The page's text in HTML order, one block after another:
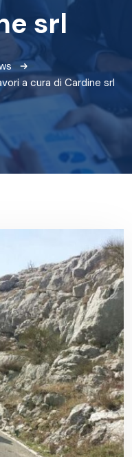
srl
a cura di Cardine srl